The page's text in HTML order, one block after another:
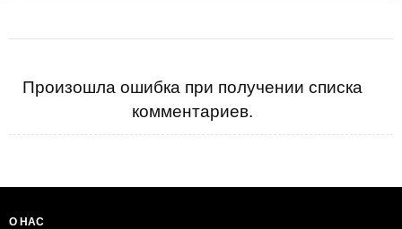
Произошла ошибка при получении списка
комментариев.
О НАС